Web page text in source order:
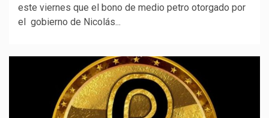
este viernes que el bono de medio petro otorgado por
el gobierno de Nicolás...